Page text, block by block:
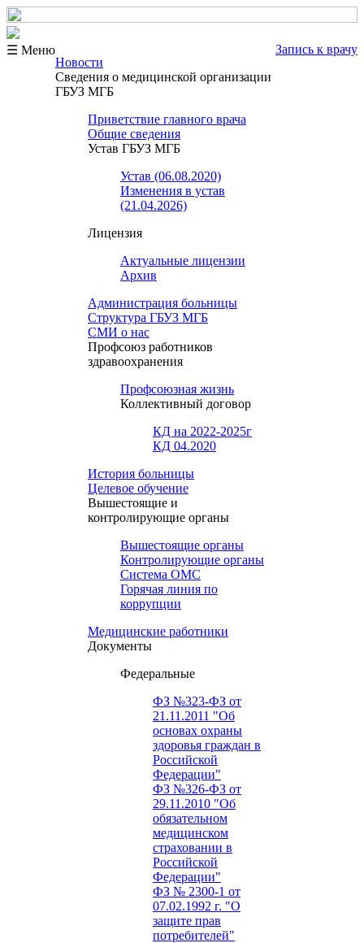
☰ Меню
Запись к врачу
Новости
Сведения о медицинской организации
ГБУЗ МГБ
Приветствие главного врача
Общие сведения
Устав ГБУЗ МГБ
Устав (06.08.2020)
Изменения в устав
(21.04.2026)
Лицензия
Актуальные лицензии
Архив
Администрация больницы
Структура ГБУЗ МГБ
СМИ о нас
Профсоюз работников
здравоохранения
Профсоюзная жизнь
Коллективный договор
КД на 2022-2025г
КД 04.2020
История больницы
Целевое обучение
Вышестоящие и
контролирующие органы
Вышестоящие органы
Контролирующие органы
Система ОМС
Горячая линия по
коррупции
Медицинские работники
Документы
Федеральные
ФЗ №323-ФЗ от
21.11.2011 "Об
основах охраны
здоровья граждан в
Российской
Федерации"
ФЗ №326-ФЗ от
29.11.2010 "Об
обязательном
медицинском
страховании в
Российской
Федерации"
ФЗ № 2300-1 от
07.02.1992 г. "О
защите прав
потребителей"